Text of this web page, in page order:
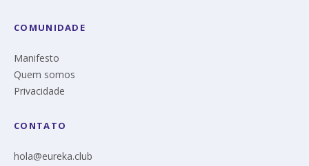
COMUNIDADE
Manifesto
Quem somos
Privacidade
CONTATO
hola@eureka.club